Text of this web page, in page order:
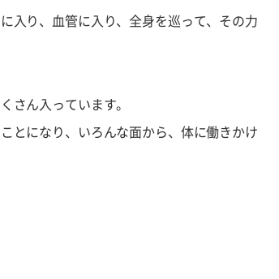
入り、血管に入り、全身を巡って、その力
さん入っています。
とになり、いろんな面から、体に働きかけ